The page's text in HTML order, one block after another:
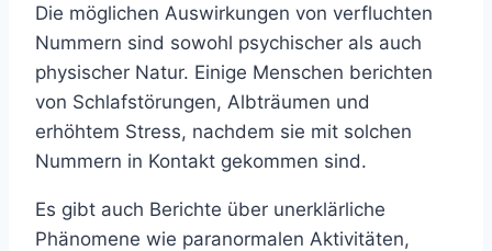
Die möglichen Auswirkungen von verfluchten
Nummern sind sowohl psychischer als auch
physischer Natur. Einige Menschen berichten
von Schlafstörungen, Albträumen und
erhöhtem Stress, nachdem sie mit solchen
Nummern in Kontakt gekommen sind.
Es gibt auch Berichte über unerklärliche
Phänomene wie paranormalen Aktivitäten,